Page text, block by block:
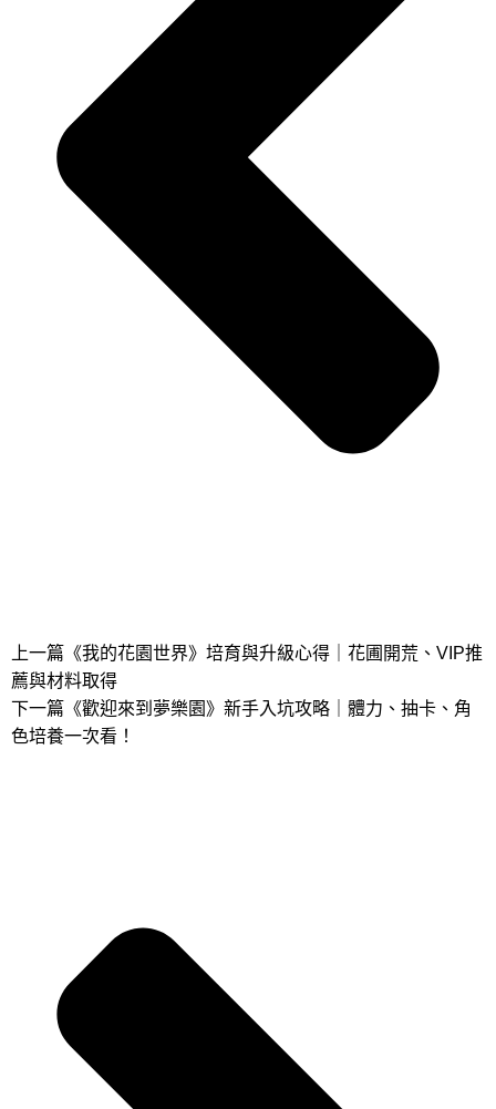
上一篇 《我的花園世界》培育與升級心得｜花圃開荒、VIP推
薦與材料取得
下一篇 《歡迎來到夢樂園》新手入坑攻略｜體力、抽卡、角
色培養一次看！